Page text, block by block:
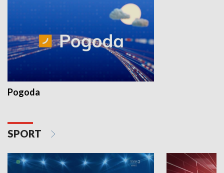
Pogoda
SPORT